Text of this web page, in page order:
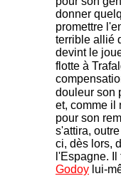
donner
promettre
terrible allié
devint le
flotte à
douleur son
et, comme il
pour son
s'attira,
ci, dès lors,
l'Espagne.
Godoy lui-